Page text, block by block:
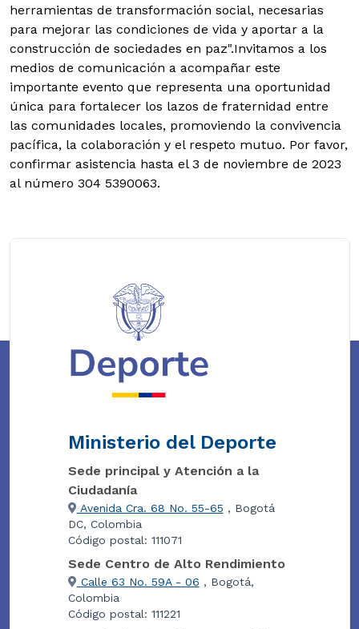
herramientas de transformación social, necesarias
para mejorar las condiciones de vida y aportar a la
construcción de sociedades en paz".Invitamos a los
medios de comunicación a acompañar este
importante evento que representa una oportunidad
única para fortalecer los lazos de fraternidad entre
las comunidades locales, promoviendo la convivencia
pacífica, la colaboración y el respeto mutuo. Por favor,
confirmar asistencia hasta el 3 de noviembre de 2023
al número 304 5390063.
Ministerio del Deporte
Sede principal y Atención a la
Ciudadanía
Avenida Cra. 68 No. 55-65 , Bogotá
DC, Colombia
Código postal: 111071
Sede Centro de Alto Rendimiento
Calle 63 No. 59A - 06 , Bogotá,
Colombia
Código postal: 111221